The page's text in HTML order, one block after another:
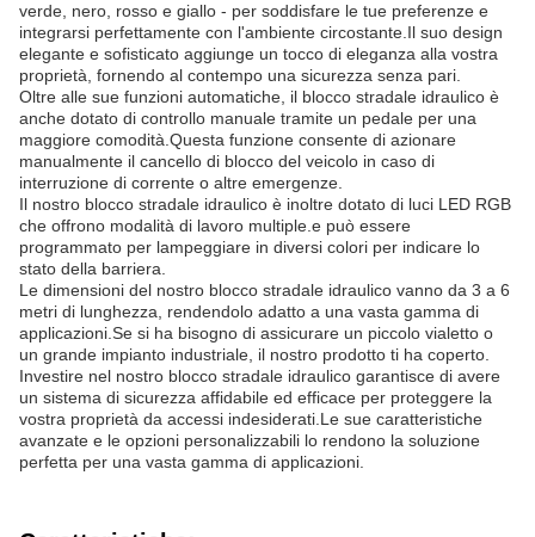
verde, nero, rosso e giallo - per soddisfare le tue preferenze e
integrarsi perfettamente con l'ambiente circostante.Il suo design
elegante e sofisticato aggiunge un tocco di eleganza alla vostra
proprietà, fornendo al contempo una sicurezza senza pari.
Oltre alle sue funzioni automatiche, il blocco stradale idraulico è
anche dotato di controllo manuale tramite un pedale per una
maggiore comodità.Questa funzione consente di azionare
manualmente il cancello di blocco del veicolo in caso di
interruzione di corrente o altre emergenze.
Il nostro blocco stradale idraulico è inoltre dotato di luci LED RGB
che offrono modalità di lavoro multiple.e può essere
programmato per lampeggiare in diversi colori per indicare lo
stato della barriera.
Le dimensioni del nostro blocco stradale idraulico vanno da 3 a 6
metri di lunghezza, rendendolo adatto a una vasta gamma di
applicazioni.Se si ha bisogno di assicurare un piccolo vialetto o
un grande impianto industriale, il nostro prodotto ti ha coperto.
Investire nel nostro blocco stradale idraulico garantisce di avere
un sistema di sicurezza affidabile ed efficace per proteggere la
vostra proprietà da accessi indesiderati.Le sue caratteristiche
avanzate e le opzioni personalizzabili lo rendono la soluzione
perfetta per una vasta gamma di applicazioni.